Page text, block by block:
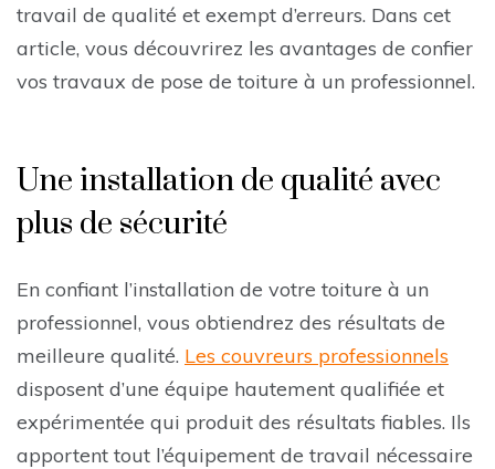
travail de qualité et exempt d’erreurs. Dans cet
article, vous découvrirez les avantages de confier
vos travaux de pose de toiture à un professionnel.
Une installation de qualité avec
plus de sécurité
En confiant l’installation de votre toiture à un
professionnel, vous obtiendrez des résultats de
meilleure qualité. Les couvreurs professionnels
disposent d’une équipe hautement qualifiée et
expérimentée qui produit des résultats fiables. Ils
apportent tout l’équipement de travail nécessaire